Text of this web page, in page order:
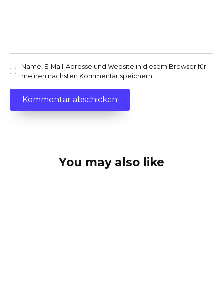
Name, E-Mail-Adresse und Website in diesem Browser für
meinen nächsten Kommentar speichern.
You may also like